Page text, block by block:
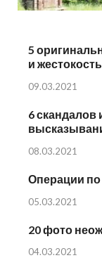
5
и
09.03.2021
6 скандалов
08.03.2021
Операции
05.03.2021
20 фото
04.03.2021